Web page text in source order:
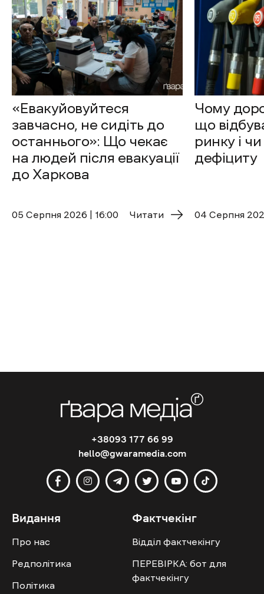
«Евакуйовуйтеся
завчасно, не сидіть до
останнього»: Що чекає
на людей після евакуації
до Харкова
05 Cерпня 2026 | 16:00 Читати
Чому
що
ринку і
дефіциту
04 Cерпня
+38093 177 66 99
hello@gwaramedia.com
Видання
Про нас
Редполітика
Політика
Фактчекінг
Відділ фактчекінгу
ПЕРЕВІРКА: бот для
фактчекінгу